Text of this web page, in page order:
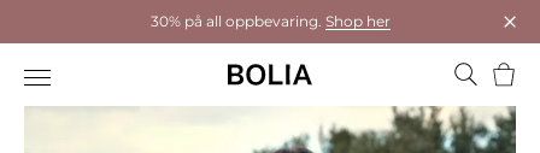
30% på all oppbevaring. Shop her